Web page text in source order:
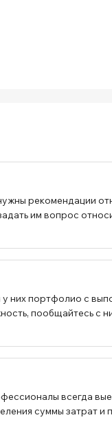
рекомендации
им вопрос
у них портфолио с
пообщайтесь с
всегда
суммы затрат и